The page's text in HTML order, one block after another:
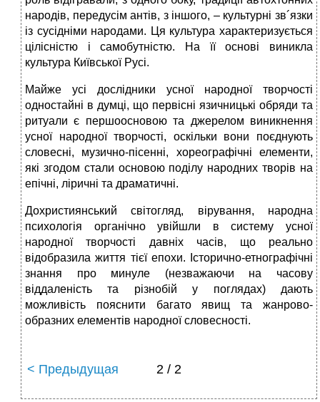
народів, передусім антів, з іншого, – культурні зв´язки
із сусідніми народами. Ця культура характеризується
цілісністю і самобутністю. На її основі виникла
культура Київської Русі.
Майже усі дослідники усної народної творчості
одностайні в думці, що первісні язичницькі обряди та
ритуали є першоосновою та джерелом виникнення
усної народної творчості, оскільки вони поєднують
словесні, музично-пісенні, хореографічні елементи,
які згодом стали основою поділу народних творів на
епічні, ліричні та драматичні.
Дохристиянський світогляд, вірування, народна
психологія органічно увійшли в систему усної
народної творчості давніх часів, що реально
відобразила життя тієї епохи. Історично-етнографічні
знання про минуле (незважаючи на часову
віддаленість та різнобій у поглядах) дають
можливість пояснити багато явищ та жанрово-
образних елементів народної словесності.
< Предыдущая 2 / 2